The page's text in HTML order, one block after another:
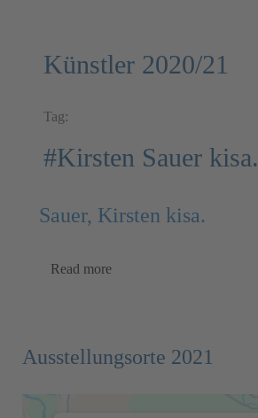
Künstler 2020/21
Tag:
#Kirsten Sauer kisa.
Sauer, Kirsten kisa.
Read more
Ausstellungsorte 2021